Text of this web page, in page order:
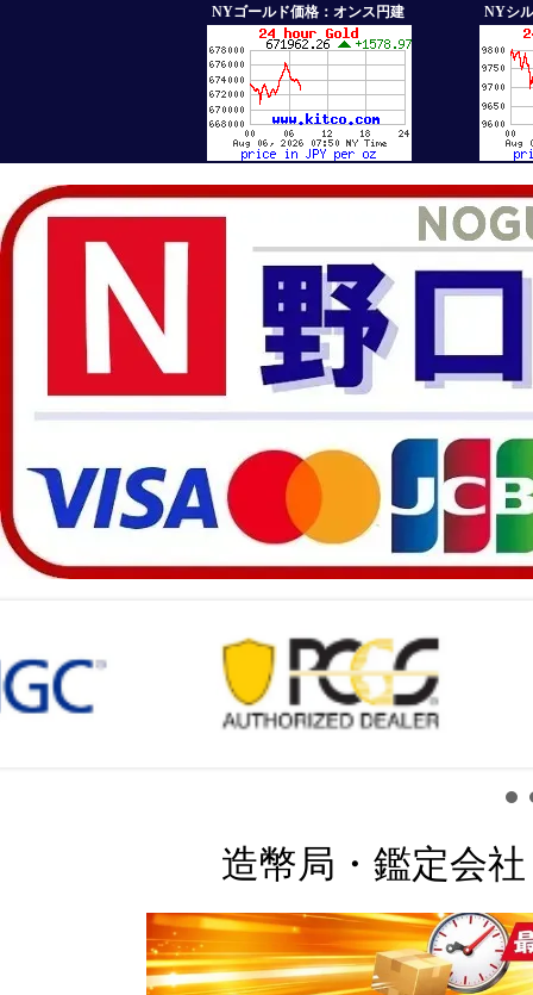
NYゴールド価格：オンス円建 NYシ
造幣局・鑑定会